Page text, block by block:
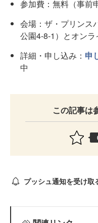
参加費：無料（事前
会場：ザ・プリンス
公園4-8-1）とオン
詳細・申し込み： 申
中
この記事は
プッシュ通知を受け取